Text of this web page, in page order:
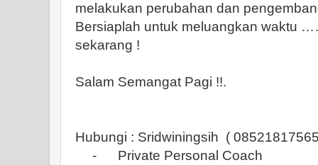
melakukan perubahan dan
Bersiaplah untuk meluangkan waktu
sekarang !
Salam Semangat Pagi !!.
Hubungi : Sridwiningsih (
-
Private Personal Coach